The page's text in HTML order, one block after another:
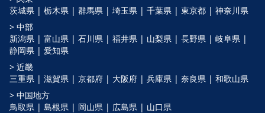
茨城県 | 栃木県 | 群馬県 | 埼玉県 | 千葉県 | 東京都 | 神奈川県
> 中部
新潟県 | 富山県 | 石川県 | 福井県 | 山梨県 | 長野県 | 岐阜県 |
静岡県 | 愛知県
> 近畿
三重県 | 滋賀県 | 京都府 | 大阪府 | 兵庫県 | 奈良県 | 和歌山県
> 中国地方
鳥取県 | 島根県 | 岡山県 | 広島県 | 山口県